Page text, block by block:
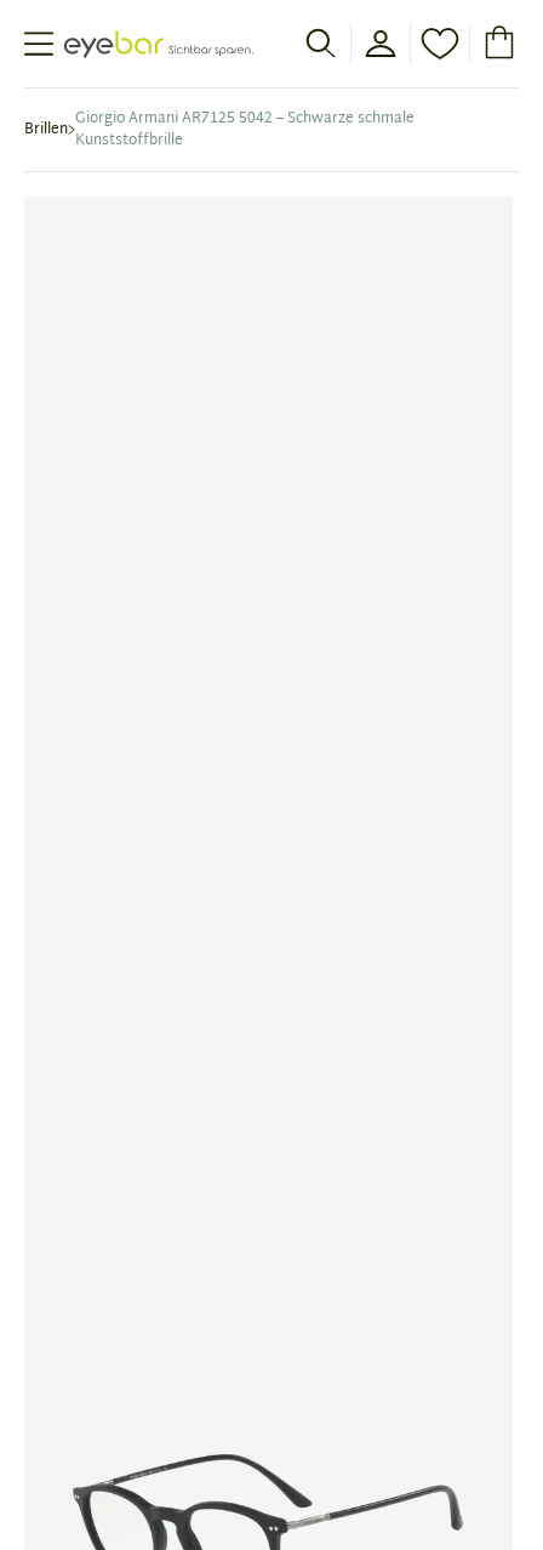
Abele Optic
Brillen Giorgio Armani AR7125 5042 – Schwarze schmale
Kunststoffbrille